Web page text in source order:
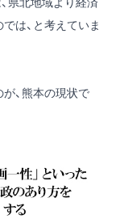
は、と考えていま
、熊本の現状で